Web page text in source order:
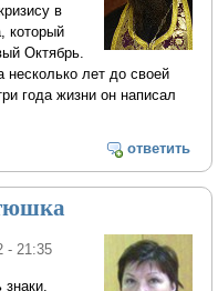
в
который
Октябрь.
несколько лет до своей
года жизни он написал
ответить
- 21:35